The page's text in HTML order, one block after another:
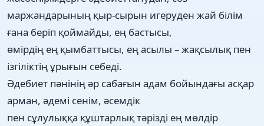
маржандарының қыр-сырын игеруден жай білім
ғана беріп қоймайды, ең бастысы,
өмірдің ең қымбаттысы, ең асылы – жақсылық пен
ізгіліктің ұрығын себеді.
Әдебиет пәнінің әр сабағын адам бойындағы асқар
арман, әдемі сенім, әсемдік
пен сұлулыққа құштарлық тәрізді ең мөлдір